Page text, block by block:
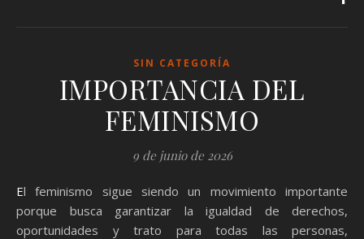
SIN CATEGORÍA
IMPORTANCIA DEL
FEMINISMO
9 de junio de 2026
El feminismo sigue siendo un movimiento importante
porque busca garantizar la igualdad de derechos,
oportunidades y trato para todas las personas,